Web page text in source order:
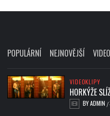
POPULÁRNÍ NEJNOVĚJŠÍ
VIDEOKLIPY
HORKÝŽE
BYADMIN /